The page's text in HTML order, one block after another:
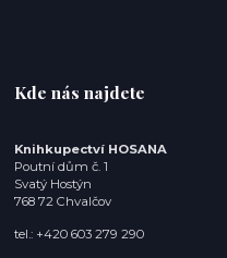
Kde nás najdete
Knihkupectví HOSANA
Poutní dům č. 1
Svatý Hostýn
768 72 Chvalčov
tel.: +420 603 279 290